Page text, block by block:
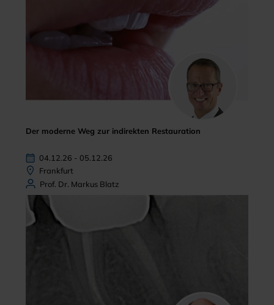
Der moderne Weg zur indirekten Restauration
04.12.26 - 05.12.26
Frankfurt
Prof. Dr. Markus Blatz